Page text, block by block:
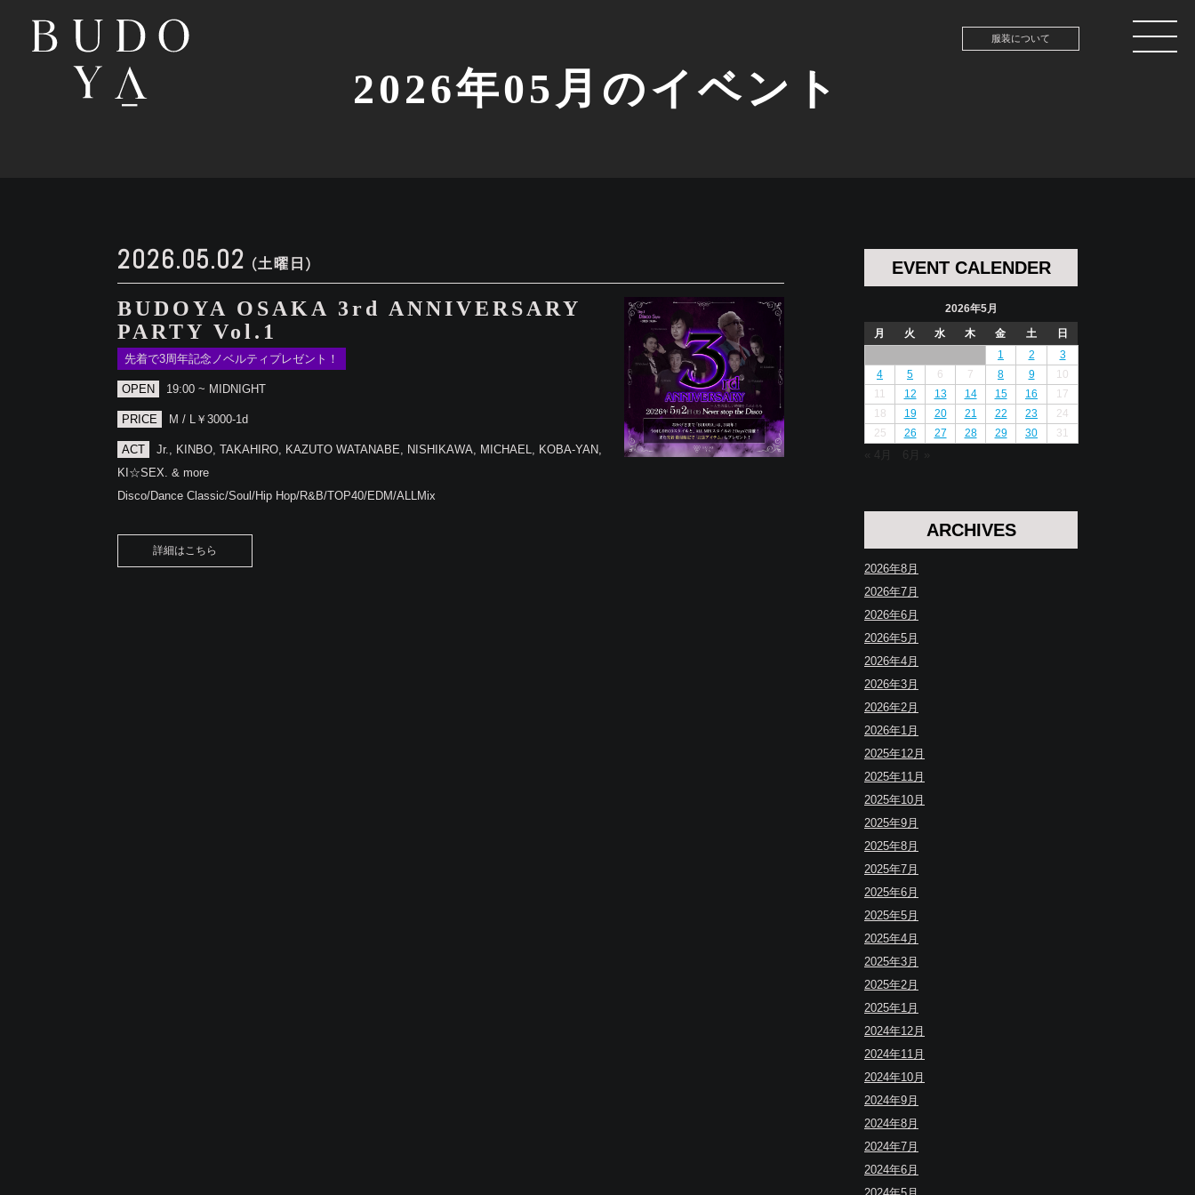
服装について
2026年05月のイベント
2026.05.02 (土曜日)
BUDOYA OSAKA 3rd ANNIVERSARY
PARTY Vol.1
先着で3周年記念ノベルティプレゼント！
OPEN 19:00 ~ MIDNIGHT
PRICE M / L￥3000-1d
ACT
Jr., KINBO, TAKAHIRO, KAZUTO WATANABE, NISHIKAWA, MICHAEL, KOBA-YAN,
KI☆SEX. & more
Disco/Dance Classic/Soul/Hip Hop/R&B/TOP40/EDM/ALLMix
詳細はこちら
EVENT CALENDER
2026年5月
月
火 水 木 金 土
日
1
2
3
4
5 6 7 8 9
10
11
12 13 14 15 16
17
18
19 20 21 22 23
24
25
26 27 28 29 30 31
6月 »
ARCHIVES
2026年8月
2026年7月
2026年6月
2026年5月
2026年4月
2026年3月
2026年2月
2026年1月
2025年12月
2025年11月
2025年10月
2025年9月
2025年8月
2025年7月
2025年6月
2025年5月
2025年4月
2025年3月
2025年2月
2025年1月
2024年12月
2024年11月
2024年10月
2024年9月
2024年8月
2024年7月
2024年6月